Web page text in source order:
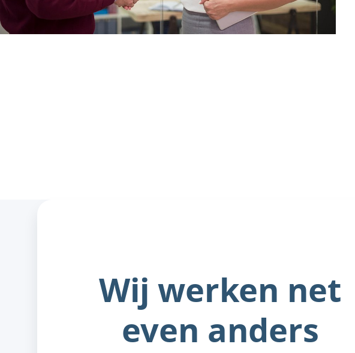
Wij werken net
even anders